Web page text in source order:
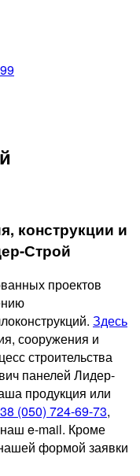
конструкции и
Строй
проектов
Здесь
сооружения и
строительства
панелей Лидер-
продукция или
(050) 724-69-73,
e-mail. Кроме
формой заявки